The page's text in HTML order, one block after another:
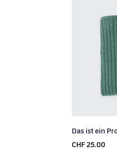
Das ist ein
Price
CHF 25.00